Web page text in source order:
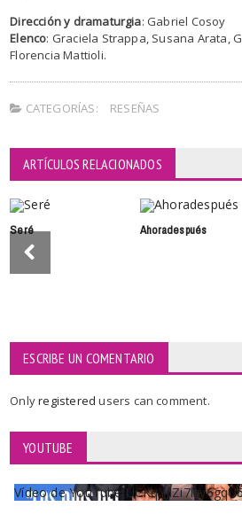
Dirección y dramaturgia: Gabriel Cosoy
Elenco: Graciela Strappa, Susana Arata,
Florencia Mattioli.
CATEGORÍAS: RESEÑAS
ARTÍCULOS RELACIONADOS
Seré Ahoradespués
ESCRIBE UN COMENTARIO
Onlyregisteredusers can comment.
YOUTUBE
Vídeo de YouTube